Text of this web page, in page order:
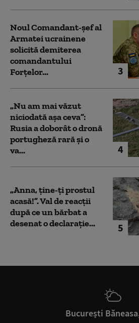
3
Noul Comandant-șef al
Armatei ucrainene
solicită demiterea
comandantului
Forțelor...
4
„Nu am mai văzut
niciodată așa ceva”:
Rusia a doborât o dronă
portugheză rară și o
va...
5
„Anna, ţine-ţi prostul
acasă!”. Val de reacții
după ce un bărbat a
desenat o declarație...
București